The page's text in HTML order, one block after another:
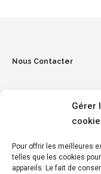
Gérer
Pour offrir les meilleures
telles que les cookies
appareils. Le fait de
Nous Contacter
Penmez, 29150